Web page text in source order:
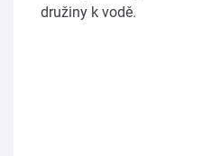
družiny k vodě.